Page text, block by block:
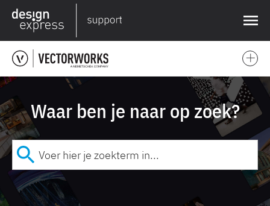
❌
Waar ben je naar op zoek?